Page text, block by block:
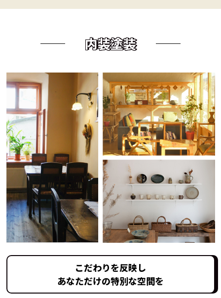
内装塗装
こだわりを反映し
あなただけの特別な空間を